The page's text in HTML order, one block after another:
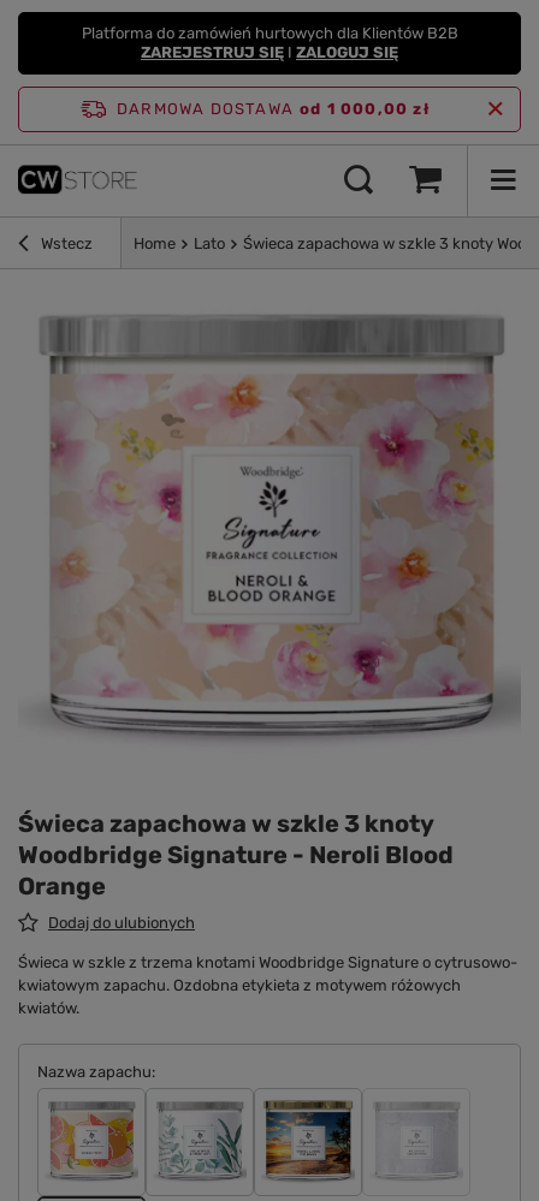
Platforma do zamówień hurtowych dla Klientów B2B
ZAREJESTRUJ SIĘ I ZALOGUJ SIĘ
DARMOWA DOSTAWA od 1 000,00 zł
Wstecz Home Lato Świeca zapachowa w szkle 3 knoty
Świeca zapachowa w szkle 3 knoty
Woodbridge Signature - Neroli Blood
Orange
Dodaj do ulubionych
Świeca w szkle z trzema knotami Woodbridge Signature o cytrusowo-
kwiatowym zapachu. Ozdobna etykieta z motywem różowych
kwiatów.
Nazwa zapachu